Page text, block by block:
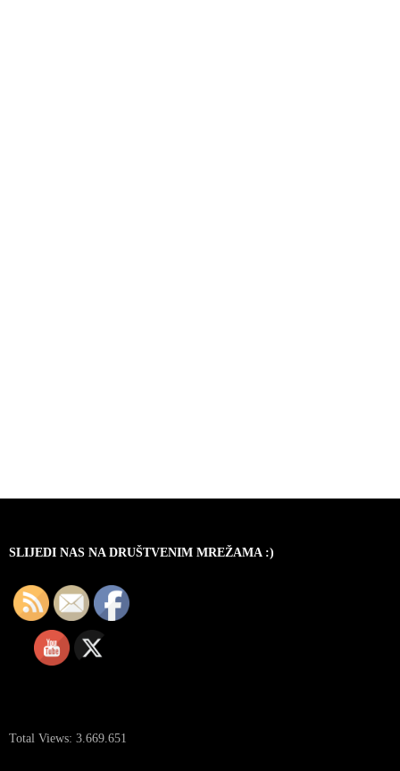
SLIJEDI NAS NA DRUŠTVENIM MREŽAMA :)
Total Views: 3.669.651